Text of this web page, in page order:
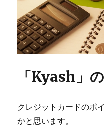
「Kyash」
クレジットカードのポ
かと思います。